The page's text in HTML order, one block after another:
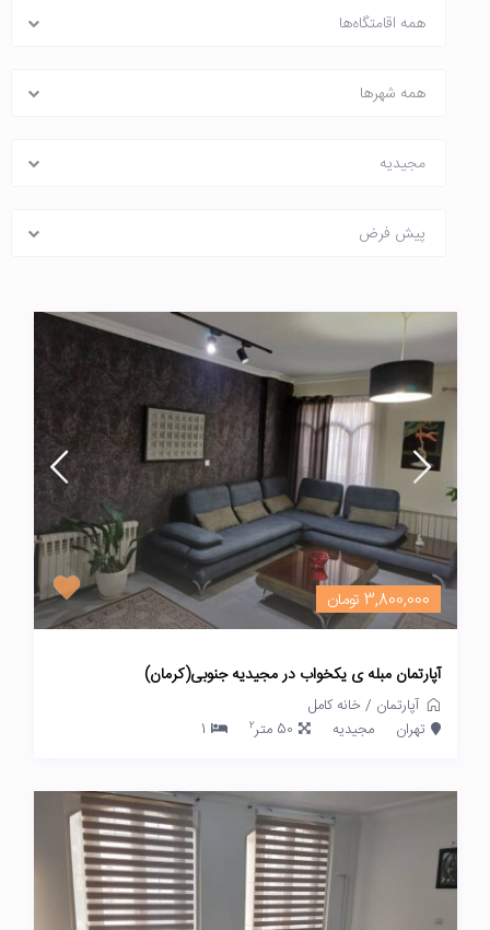
همه اقامتگاه‌ها
همه شهرها
مجیدیه
پیش فرض
3,800,000 تومان
آپارتمان مبله ی یکخواب در مجیدیه جنوبی(کرمان)
آپارتمان /خانه کامل
تهران
مجیدیه 50 متر 2
1